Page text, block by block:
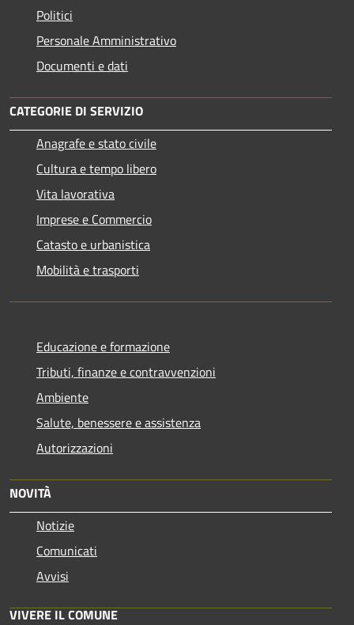
Politici
Personale Amministrativo
Documenti e dati
CATEGORIE DI SERVIZIO
Anagrafe e stato civile
Cultura e tempo libero
Vita lavorativa
Imprese e Commercio
Catasto e urbanistica
Mobilità e trasporti
Educazione e formazione
Tributi, finanze e contravvenzioni
Ambiente
Salute, benessere e assistenza
Autorizzazioni
NOVITÀ
Notizie
Comunicati
Avvisi
VIVERE IL COMUNE